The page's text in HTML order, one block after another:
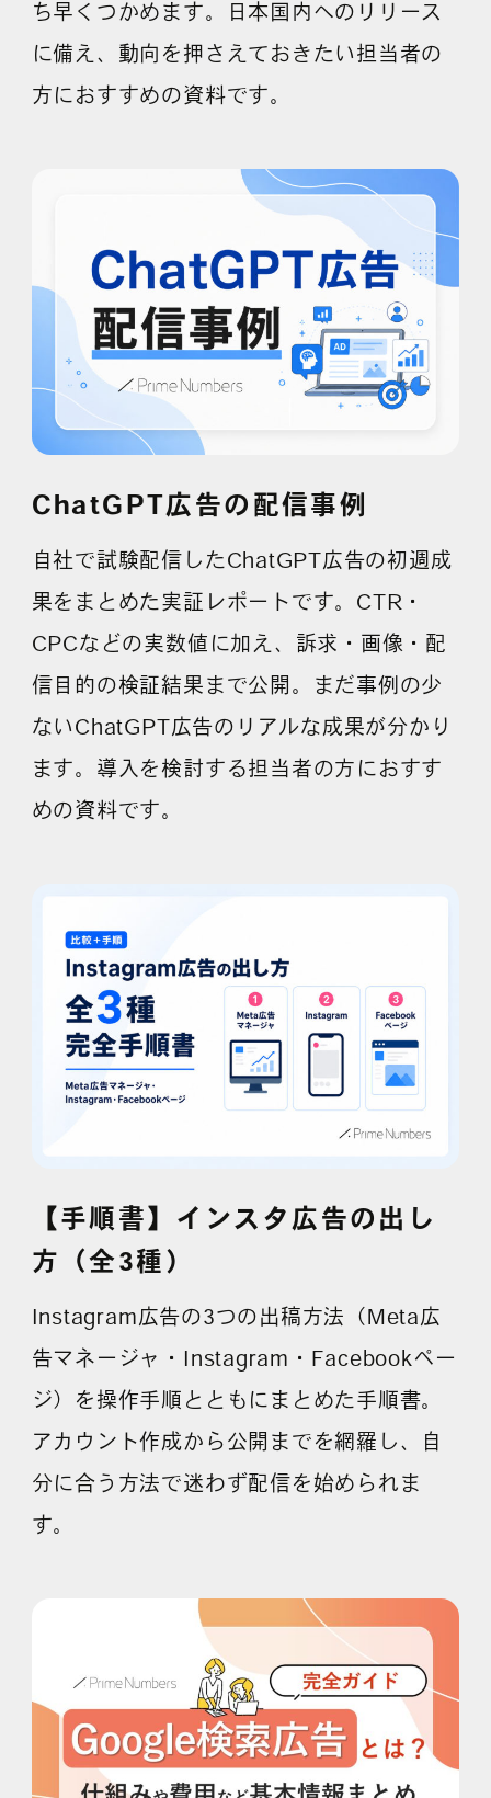
ち早くつかめます。日本国内へのリリース
に備え、動向を押さえておきたい担当者の
方におすすめの資料です。
ChatGPT広告の配信事例
自社で試験配信したChatGPT広告の初週成
果をまとめた実証レポートです。CTR・
CPCなどの実数値に加え、訴求・画像・配
信目的の検証結果まで公開。まだ事例の少
ないChatGPT広告のリアルな成果が分かり
ます。導入を検討する担当者の方におすす
めの資料です。
【手順書】インスタ広告の出し
方（全3種）
Instagram広告の3つの出稿方法（Meta広
告マネージャ・Instagram・Facebookペー
ジ）を操作手順とともにまとめた手順書。
アカウント作成から公開までを網羅し、自
分に合う方法で迷わず配信を始められま
す。